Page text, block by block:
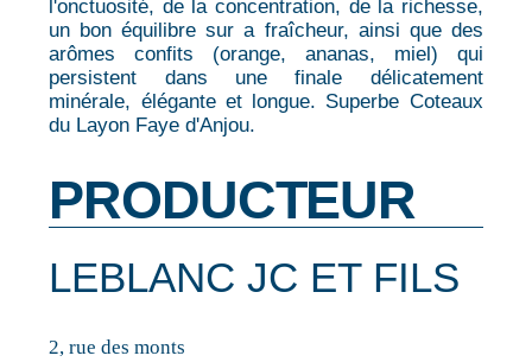
l'onctuosité, de la concentration, de la richesse,
un bon équilibre sur a fraîcheur, ainsi que des
arômes confits (orange, ananas, miel) qui
persistent dans une finale délicatement
minérale, élégante et longue. Superbe Coteaux
du Layon Faye d'Anjou.
PRODUCTEUR
LEBLANC JC ET FILS
2, rue des monts